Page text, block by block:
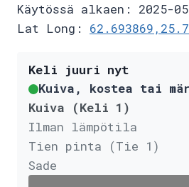
Käytössä alkaen: 2025-
Lat Long:
Keli juuri nyt
Kuiva, kostea tai
Kuiva (Keli 1)
Ilman lämpötila
Tien pinta (Tie 1)
Sade